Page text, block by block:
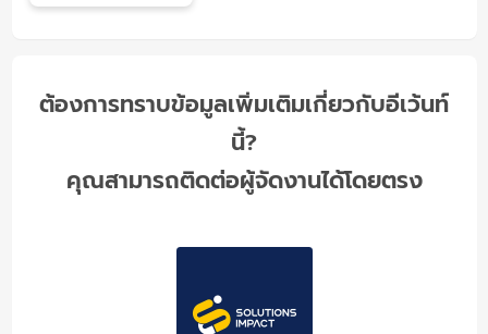
ต้องการทราบข้อมูลเพิ่มเติมเกี่ยวกับอีเว้นท์
นี้?
คุณสามารถติดต่อผู้จัดงานได้โดยตรง